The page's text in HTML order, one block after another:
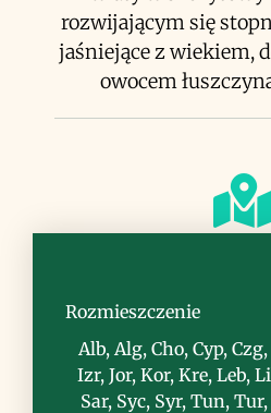
rozwijającym się
jaśniejące z wiekiem,
owocem
Rozmieszczenie
Alb, Alg, Cho, Cyp,
Izr, Jor, Kor, Kre, Leb,
Sar, Syc, Syr, Tun,